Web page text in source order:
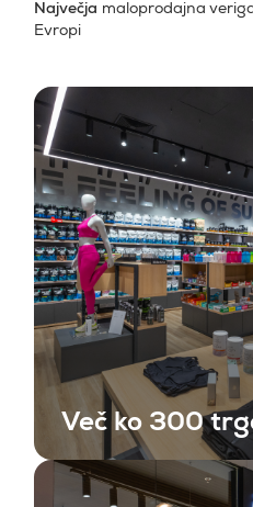
Največja maloprodajna
Evropi
Več ko 300